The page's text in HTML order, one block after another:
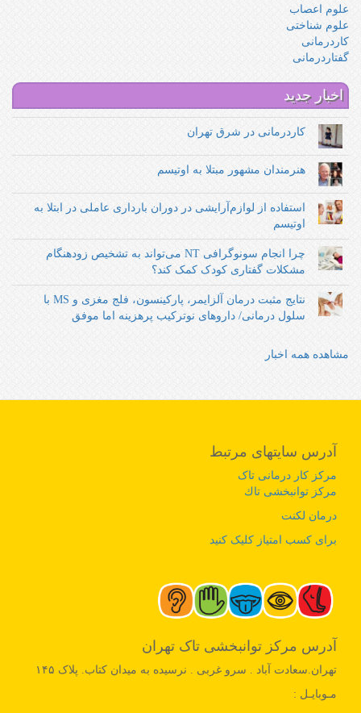
علوم اعصاب
علوم شناختی
کاردرمانی
گفتاردرمانی
اخبار جدید
کاردرمانی در شرق تهران
هنرمندان مشهور مبتلا به اوتیسم
استفاده از لوازم‌آرایشی در دوران بارداری عاملی در ابتلا به
اوتیسم
چرا انجام سونوگرافی NT می‌تواند به تشخیص زودهنگام
مشکلات گفتاری کودک کمک کند؟
نتایج مثبت درمان آلزایمر، پارکینسون، فلج مغزی و MS با
سلول درمانی/ داروهای نوترکیب پرهزینه اما موفق‌‌
مشاهده همه اخبار
آدرس سایتهای مرتبط
مرکز کار درمانی تاک
مرکز توانبخشی تاك
درمان لکنت
برای کسب امتیاز کلیک کنید
آدرس مرکز توانبخشی تاک تهران
تهران.سعادت آباد . سرو غربی . نرسیده به میدان کتاب. پلاک ۱۴۵
مـوبایـل :